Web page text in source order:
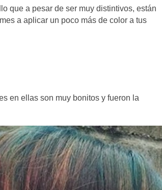
que a pesar de ser muy distintivos, están
a aplicar un poco más de color a tus
en ellas son muy bonitos y fueron la